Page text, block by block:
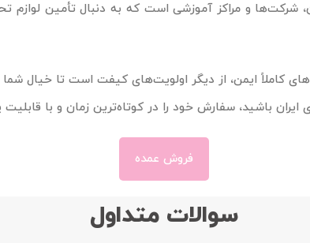
شرکت‌ها و مراکز آموزشی است که به دنبال تأمین لوازم
کاملاً ایمن، از دیگر اولویت‌های کیفت است تا خیال
باشید، سفارش خود را در کوتاه‌ترین زمان و با
فروش عمده
سوالات متداول